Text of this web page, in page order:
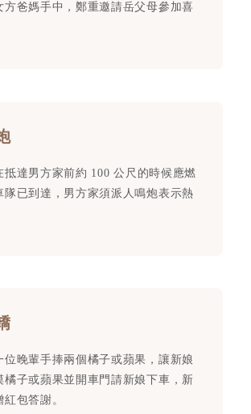
方爸媽手中，鄭重邀請岳父母參加喜
抵達男方家前約 100 公尺的時候應燃
隊已到達，男方家須派人鳴炮表示熱
位晚輩手捧兩個橘子或蘋果，讓新娘
橘子或蘋果並開車門請新娘下車，新
包答謝。